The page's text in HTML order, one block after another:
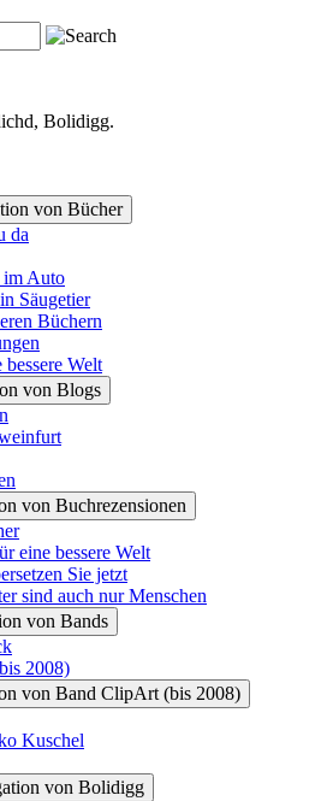
Bolidigg.
von Bücher
da
im Auto
Säugetier
Büchern
Welt
von Blogs
von Buchrezensionen
eine bessere Welt
Sie jetzt
sind auch nur Menschen
von Bands
2008)
von Band ClipArt (bis 2008)
Kuschel
von Bolidigg